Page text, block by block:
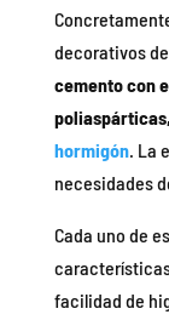
decorativos de
cemento con
hormigón. La
necesidades
Cada uno de
facilidad de